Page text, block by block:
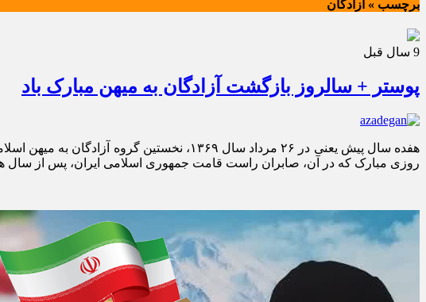
برچسب » آزادگان
9 سال قبل
پوستر + سالروز بازگشت آزادگان به میهن مبارک باد
هفده سال پیش یعنی در ۲۶ مرداد سال ۱۳۶۹،
روزی مبارک که در آن، صابران راست قامت جمهوری اسلامی ایران، پس از سال